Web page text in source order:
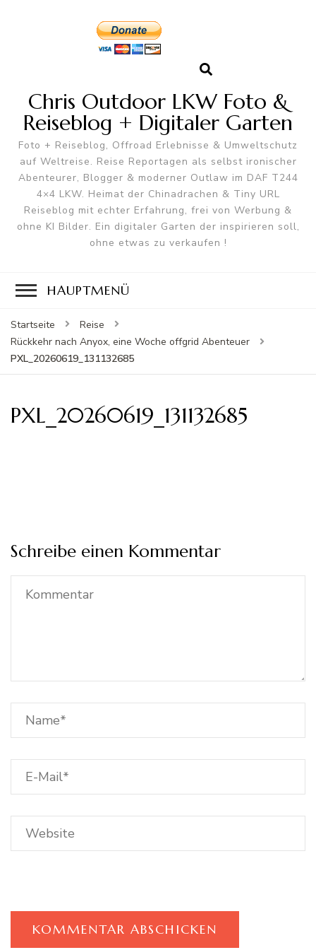
Chris Outdoor LKW Foto &
Reiseblog + Digitaler Garten
Foto + Reiseblog, Offroad Erlebnisse & Umweltschutz
auf Weltreise. Reise Reportagen als selbst ironischer
Abenteurer, Blogger & moderner Outlaw im DAF T244
4×4 LKW. Heimat der Chinadrachen & Tiny URL
Reiseblog mit echter Erfahrung, frei von Werbung &
ohne KI Bilder. Ein digitaler Garten der inspirieren soll,
ohne etwas zu verkaufen !
HAUPTMENÜ
Startseite
Reise
Rückkehr nach Anyox, eine Woche offgrid Abenteuer
PXL_20260619_131132685
PXL_20260619_131132685
Schreibe einen Kommentar